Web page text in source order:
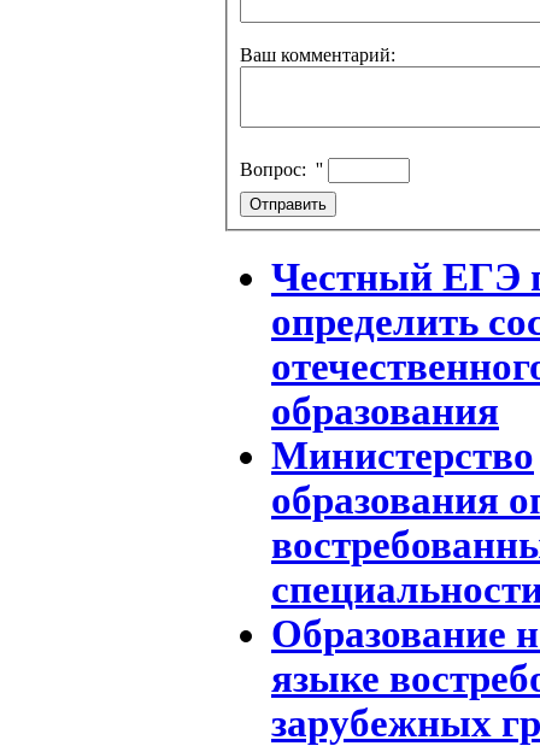
Ваш комментарий:
Вопрос: ''
Честный ЕГЭ
определить
образования
Министерство
образования
Образование
языке
зарубежных